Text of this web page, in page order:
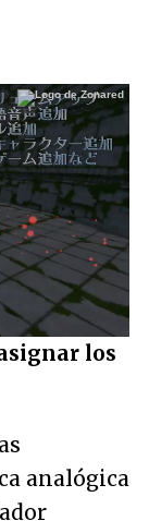
los
analógica